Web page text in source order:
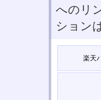
へのリ
ション
楽天